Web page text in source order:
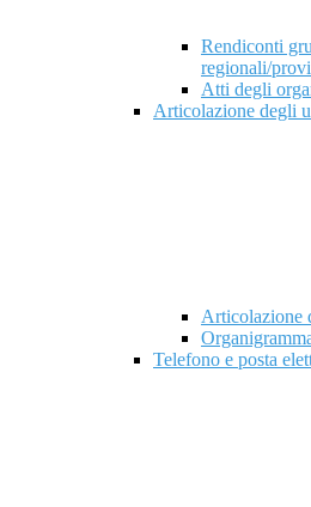
Rendiconti
regionali/
Atti degli
Articolazione degli
Articolazione
Telefono e posta